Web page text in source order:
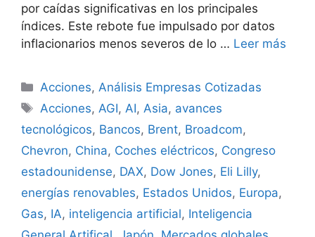
por caídas significativas en los principales
índices. Este rebote fue impulsado por datos
inflacionarios menos severos de lo … Leer más
Categorías
Acciones, Análisis Empresas Cotizadas
Etiquetas
Acciones, AGI, AI, Asia, avances
tecnológicos, Bancos, Brent, Broadcom,
Chevron, China, Coches eléctricos, Congreso
estadounidense, DAX, Dow Jones, Eli Lilly,
energías renovables, Estados Unidos, Europa,
Gas, IA, inteligencia artificial, Inteligencia